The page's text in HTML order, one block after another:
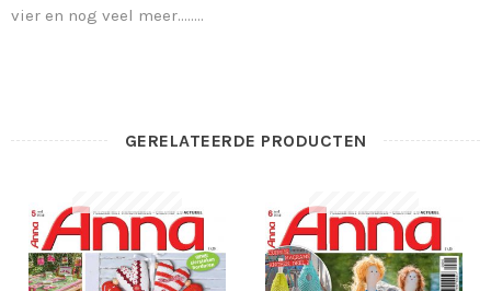
vier en nog veel meer……..
GERELATEERDE PRODUCTEN